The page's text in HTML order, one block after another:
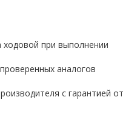
ходовой при выполнении
аналогов
с гарантией от